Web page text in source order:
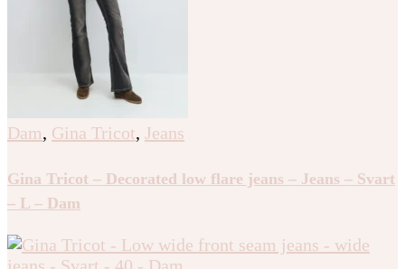
Dam, Gina Tricot, Jeans
Gina Tricot – Decorated low flare jeans – Jeans – Svart
– L – Dam